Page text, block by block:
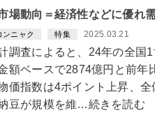
場動向＝経済性などに優れ
ンニャク 特集 2025.03.21
調査によると、24年の全国1
額ベースで2874億円と前年
価指数は4ポイント上昇、
豆が規模を維…続きを読む